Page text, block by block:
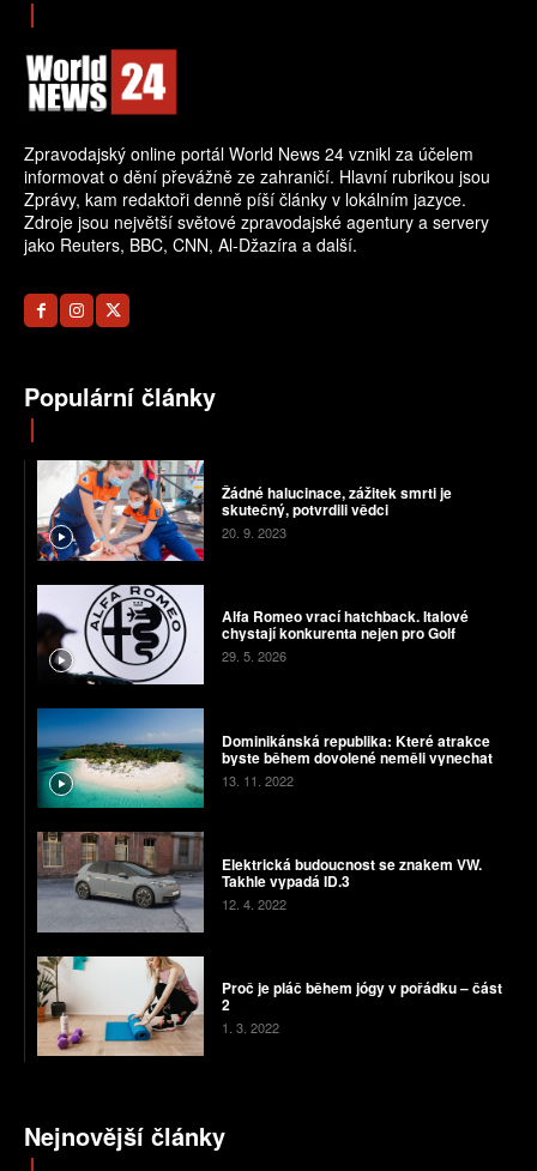
Zpravodajský online portál World News 24 vznikl za účelem
informovat o dění převážně ze zahraničí. Hlavní rubrikou jsou
Zprávy, kam redaktoři denně píší články v lokálním jazyce.
Zdroje jsou největší světové zpravodajské agentury a servery
jako Reuters, BBC, CNN, Al-Džazíra a další.
Populární články
Žádné halucinace, zážitek smrti je
skutečný, potvrdili vědci
20. 9. 2023
Alfa Romeo vrací hatchback. Italové
chystají konkurenta nejen pro Golf
29. 5. 2026
Dominikánská republika: Které atrakce
byste během dovolené neměli vynechat
13. 11. 2022
Elektrická budoucnost se znakem VW.
Takhle vypadá ID.3
12. 4. 2022
Proč je pláč během jógy v pořádku – část
2
1. 3. 2022
Nejnovější články